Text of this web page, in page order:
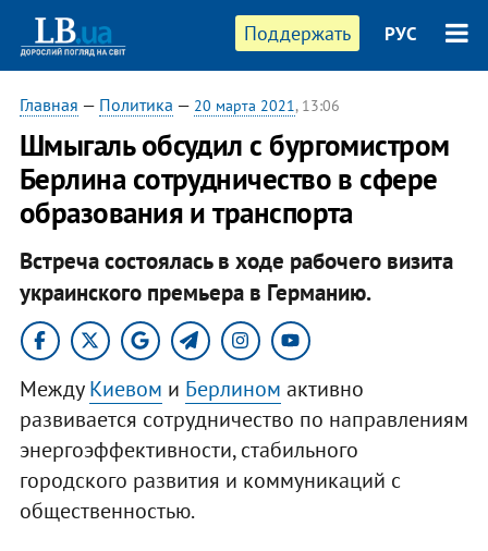
Поддержать РУС
Главная — Политика — 20 марта 2021, 13:06
Шмыгаль обсудил с бургомистром
Берлина сотрудничество в сфере
образования и транспорта
Встреча состоялась в ходе рабочего визита
украинского премьера в Германию.
МеждуКиевом и Берлином активно
развивается сотрудничество по направлениям
энергоэффективности, стабильного
городского развития и коммуникаций с
общественностью.